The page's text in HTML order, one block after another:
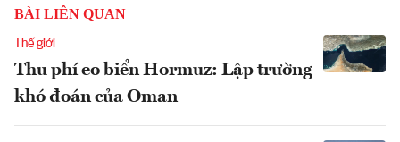
BÀI LIÊN QUAN
Thế giới
Thu phí eo biển Hormuz: Lập trường
khó đoán của Oman